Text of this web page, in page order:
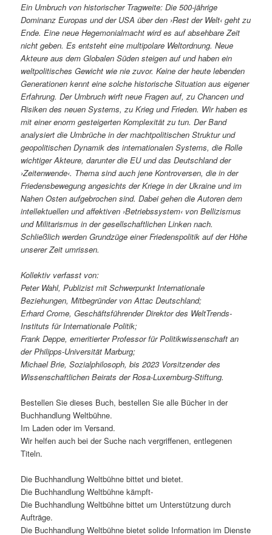
Ein Umbruch von historischer Tragweite: Die 500-jährige
Dominanz Europas und der USA über den ›Rest der Welt‹ geht zu
Ende. Eine neue Hegemonialmacht wird es auf absehbare Zeit
nicht geben. Es entsteht eine multipolare Weltordnung. Neue
Akteure aus dem Globalen Süden steigen auf und haben ein
weltpolitisches Gewicht wie nie zuvor. Keine der heute lebenden
Generationen kennt eine solche historische Situation aus eigener
Erfahrung. Der Umbruch wirft neue Fragen auf, zu Chancen und
Risiken des neuen Systems, zu Krieg und Frieden. Wir haben es
mit einer enorm gesteigerten Komplexität zu tun. Der Band
analysiert die Umbrüche in der machtpolitischen Struktur und
geopolitischen Dynamik des internationalen Systems, die Rolle
wichtiger Akteure, darunter die EU und das Deutschland der
›Zeitenwende‹. Thema sind auch jene Kontroversen, die in der
Friedensbewegung angesichts der Kriege in der Ukraine und im
Nahen Osten aufgebrochen sind. Dabei gehen die Autoren dem
intellektuellen und affektiven ›Betriebssystem‹ von Bellizismus
und Militarismus in der gesellschaftlichen Linken nach.
Schließlich werden Grundzüge einer Friedenspolitik auf der Höhe
unserer Zeit umrissen.
Kollektiv verfasst von:
Peter Wahl, Publizist mit Schwerpunkt Internationale
Beziehungen, Mitbegründer von Attac Deutschland;
Erhard Crome, Geschäftsführender Direktor des WeltTrends-
Instituts für Internationale Politik;
Frank Deppe, emeritierter Professor für Politikwissenschaft an
der Philipps-Universität Marburg;
Michael Brie, Sozialphilosoph, bis 2023 Vorsitzender des
Wissenschaftlichen Beirats der Rosa-Luxemburg-Stiftung.
Bestellen Sie dieses Buch, bestellen Sie alle Bücher in der
Buchhandlung Weltbühne.
Im Laden oder im Versand.
Wir helfen auch bei der Suche nach vergriffenen, entlegenen
Titeln.
Die Buchhandlung Weltbühne bittet und bietet.
Die Buchhandlung Weltbühne kämpft-
Die Buchhandlung Weltbühne bittet um Unterstützung durch
Aufträge.
Die Buchhandlung Weltbühne bietet solide Information im Dienste